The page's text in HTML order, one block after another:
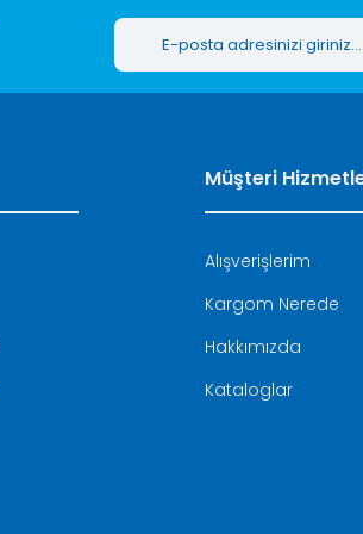
Müşteri
Alışverişlerim
Kargom Nerede
Hakkımızda
Kataloglar